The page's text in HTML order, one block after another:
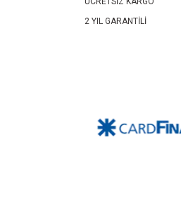
2 YIL GARANTİLİ
Ürün